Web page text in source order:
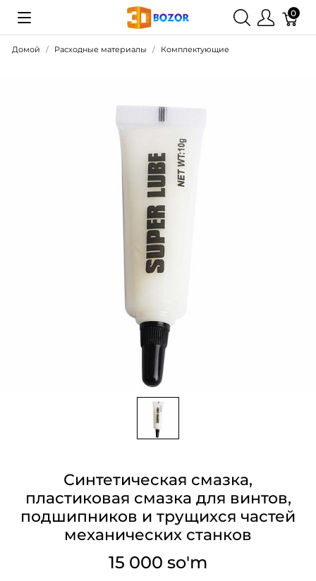
0
Домой Расходные материалы Комплектующие
Синтетическая смазка,
пластиковая смазка для винтов,
подшипников и трущихся частей
механических станков
15 000 so'm